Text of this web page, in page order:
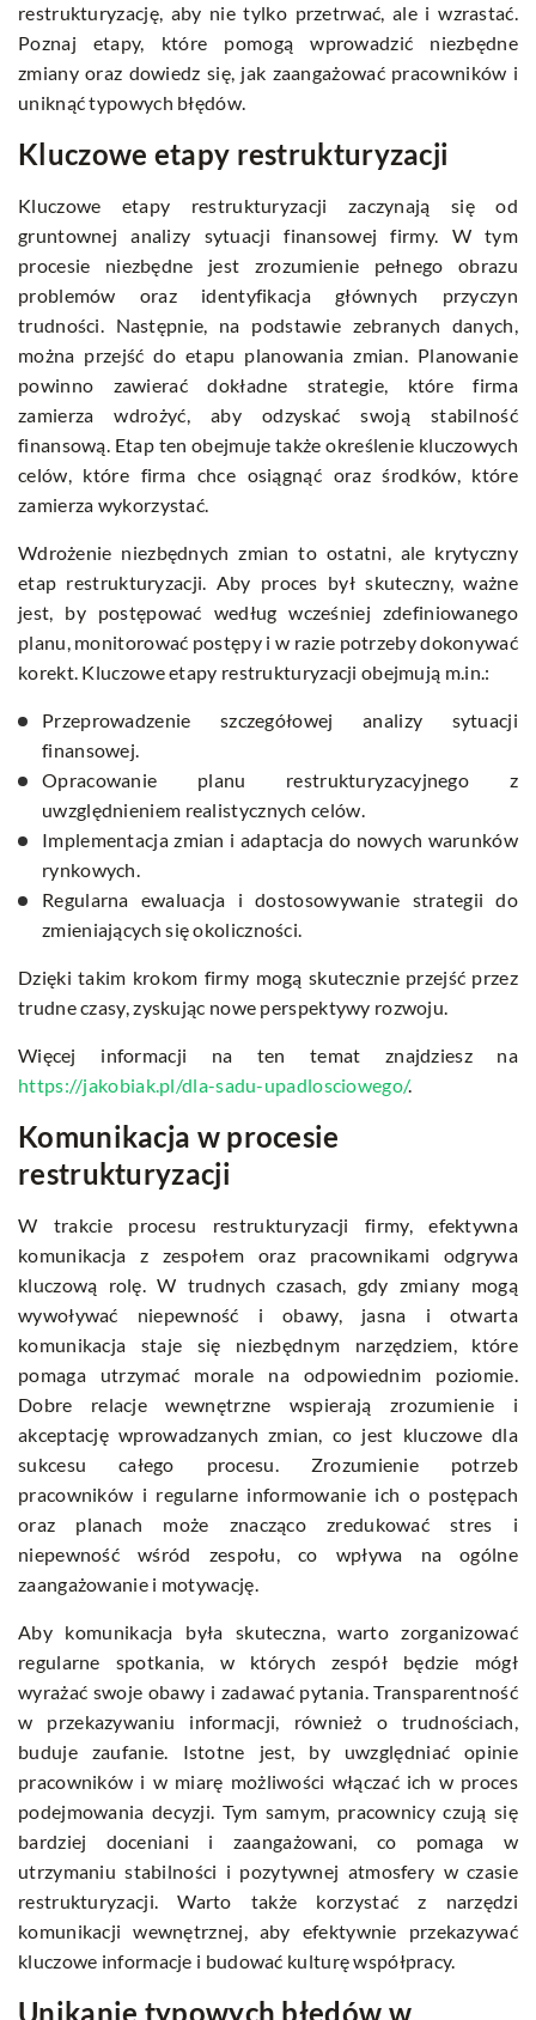
restrukturyzację, aby nie tylko przetrwać, ale i wzrastać.
Poznaj etapy, które pomogą wprowadzić niezbędne
zmiany oraz dowiedz się, jak zaangażować pracowników i
uniknąć typowych błędów.
Kluczowe etapy restrukturyzacji
Kluczowe etapy restrukturyzacji zaczynają się od
gruntownej analizy sytuacji finansowej firmy. W tym
procesie niezbędne jest zrozumienie pełnego obrazu
problemów oraz identyfikacja głównych przyczyn
trudności. Następnie, na podstawie zebranych danych,
można przejść do etapu planowania zmian. Planowanie
powinno zawierać dokładne strategie, które firma
zamierza wdrożyć, aby odzyskać swoją stabilność
finansową. Etap ten obejmuje także określenie kluczowych
celów, które firma chce osiągnąć oraz środków, które
zamierza wykorzystać.
Wdrożenie niezbędnych zmian to ostatni, ale krytyczny
etap restrukturyzacji. Aby proces był skuteczny, ważne
jest, by postępować według wcześniej zdefiniowanego
planu, monitorować postępy i w razie potrzeby dokonywać
korekt. Kluczowe etapy restrukturyzacji obejmują m.in.:
Przeprowadzenie szczegółowej analizy sytuacji
finansowej.
Opracowanie planu restrukturyzacyjnego z
uwzględnieniem realistycznych celów.
Implementacja zmian i adaptacja do nowych warunków
rynkowych.
Regularna ewaluacja i dostosowywanie strategii do
zmieniających się okoliczności.
Dzięki takim krokom firmy mogą skutecznie przejść przez
trudne czasy, zyskując nowe perspektywy rozwoju.
Więcej informacji na ten temat znajdziesz na
https://jakobiak.pl/dla-sadu-upadlosciowego/.
Komunikacja w procesie
restrukturyzacji
W trakcie procesu restrukturyzacji firmy, efektywna
komunikacja z zespołem oraz pracownikami odgrywa
kluczową rolę. W trudnych czasach, gdy zmiany mogą
wywoływać niepewność i obawy, jasna i otwarta
komunikacja staje się niezbędnym narzędziem, które
pomaga utrzymać morale na odpowiednim poziomie.
Dobre relacje wewnętrzne wspierają zrozumienie i
akceptację wprowadzanych zmian, co jest kluczowe dla
sukcesu całego procesu. Zrozumienie potrzeb
pracowników i regularne informowanie ich o postępach
oraz planach może znacząco zredukować stres i
niepewność wśród zespołu, co wpływa na ogólne
zaangażowanie i motywację.
Aby komunikacja była skuteczna, warto zorganizować
regularne spotkania, w których zespół będzie mógł
wyrażać swoje obawy i zadawać pytania. Transparentność
w przekazywaniu informacji, również o trudnościach,
buduje zaufanie. Istotne jest, by uwzględniać opinie
pracowników i w miarę możliwości włączać ich w proces
podejmowania decyzji. Tym samym, pracownicy czują się
bardziej doceniani i zaangażowani, co pomaga w
utrzymaniu stabilności i pozytywnej atmosfery w czasie
restrukturyzacji. Warto także korzystać z narzędzi
komunikacji wewnętrznej, aby efektywnie przekazywać
kluczowe informacje i budować kulturę współpracy.
Unikanie typowych błędów w